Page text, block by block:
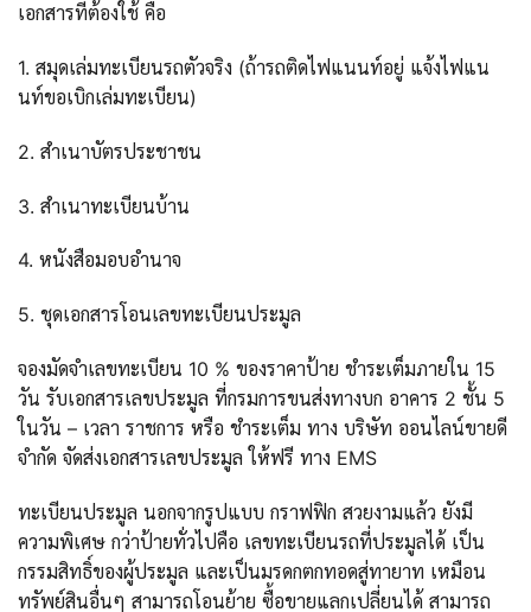
เอกสารที่ต้องใช้ คือ
1. สมุดเล่มทะเบียนรถตัวจริง (ถ้ารถติดไฟแนนท์อยู่ แจ้งไฟแน
นท์ขอเบิกเล่มทะเบียน)
2. สำเนาบัตรประชาชน
3. สำเนาทะเบียนบ้าน
4. หนังสือมอบอำนาจ
5. ชุดเอกสารโอนเลขทะเบียนประมูล
จองมัดจำเลขทะเบียน 10 % ของราคาป้าย ชำระเต็มภายใน 15
วัน รับเอกสารเลขประมูล ที่กรมการขนส่งทางบก อาคาร 2 ชั้น 5
ในวัน – เวลา ราชการ หรือ ชำระเต็ม ทาง บริษัท ออนไลน์ขายดี
จำกัด จัดส่งเอกสารเลขประมูล ให้ฟรี ทาง EMS
ทะเบียนประมูล นอกจากรูปแบบ กราฟฟิก สวยงามแล้ว ยังมี
ความพิเศษ กว่าป้ายทั่วไปคือ เลขทะเบียนรถที่ประมูลได้ เป็น
กรรมสิทธิ์ของผู้ประมูล และเป็นมรดกตกทอดสู่ทายาท เหมือน
ทรัพย์สินอื่นๆ สามารถโอนย้าย ซื้อขายแลกเปลี่ยนได้ สามารถ